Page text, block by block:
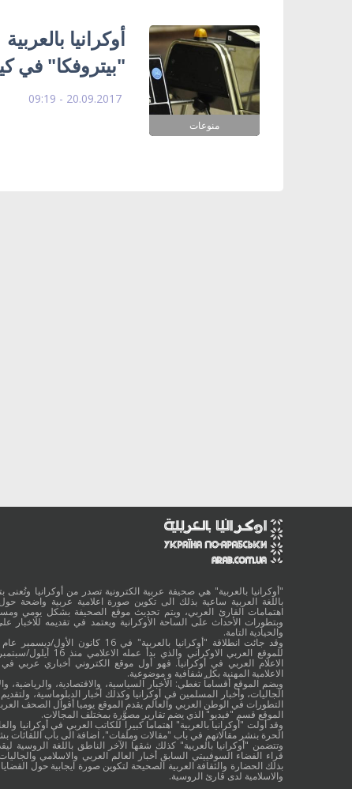
منوعات
أوكرانيا
"بيتروفكا" في
20.09.2017 - 09:19
"أوكرانيا بالعربية" هي صحيفة عربية الكترونية تصدر من أوكرانيا وتُعنى
باللغة العربية ساعية بذلك الى تكوين صورة اعلامية عربية واضحة
اهتمامات القارئ العربي، ويتم تحديث موقع الصحيفة بشكل يومي
وبتطورات الأحداث على الساحة الأوكرانية ويعتمد في تقديمه للاخبار
والحيادية التامة.
الاعلام العربي في أوكرانيا. فهو أول موقع الكتروني أخباري عربي في
الاعلامية المهنية بكل شفافية و موضوعية.
ويضم الموقع أقساماً تغطي: الأخبار السياسية، والاقتصادية، والرياضية،
الجاليات، وأخبار المسلمين في أوكرانيا وكذلك أخبار الدبلوماسية،
التطورات في الوطن العربي والعالم يقدم الموقع يوميا أقوال الصحف
الموقع قسم "فيديو" الذي يضم تقارير مصوَّرة بمختلف المجالات.
وقد أولت "أوكرانيا بالعربية" اهتماما كبيرا للكاتب العربي في أوكرانيا
الحرة بنشر مقالاتهم في باب "مقالات وملفات"، اضافة الى باب اللقائات
وتتضمن "أوكرانيا بالعربية" كذلك شقها الآخر الناطق باللغة الروسية
قراء الفضاء السوفييتي السابق أخبار العالم العربي والاسلامي
بذلك الحضارة والثقافة العربية الصحيحة لتكوين صورة ايجابية حول القضايا
والاسلامية لدى قارئ الروسية.